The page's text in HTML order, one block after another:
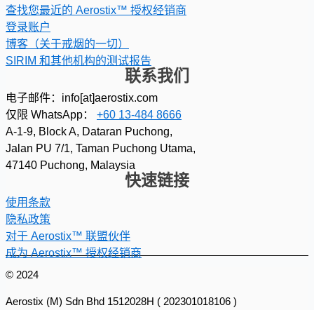
查找您最近的 Aerostix™ 授权经销商
登录账户
博客（关于戒烟的一切）
SIRIM 和其他机构的测试报告
联系我们
电子邮件：info[at]aerostix.com
仅限 WhatsApp： +60 13-484 8666
A-1-9, Block A, Dataran Puchong,
Jalan PU 7/1, Taman Puchong Utama,
47140 Puchong, Malaysia
快速链接
使用条款
隐私政策
对于 Aerostix™ 联盟伙伴
成为 Aerostix™ 授权经销商
© 2024
Aerostix (M) Sdn Bhd 1512028H ( 202301018106 )